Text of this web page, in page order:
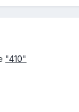
"410"